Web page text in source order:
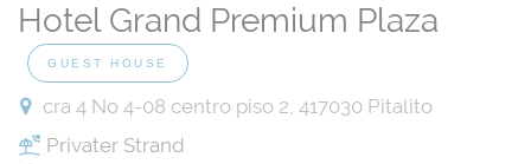
Hotel Grand Premium Plaza
GUEST HOUSE
cra 4 No 4-08 centro piso 2, 417030 Pitalito
Privater Strand